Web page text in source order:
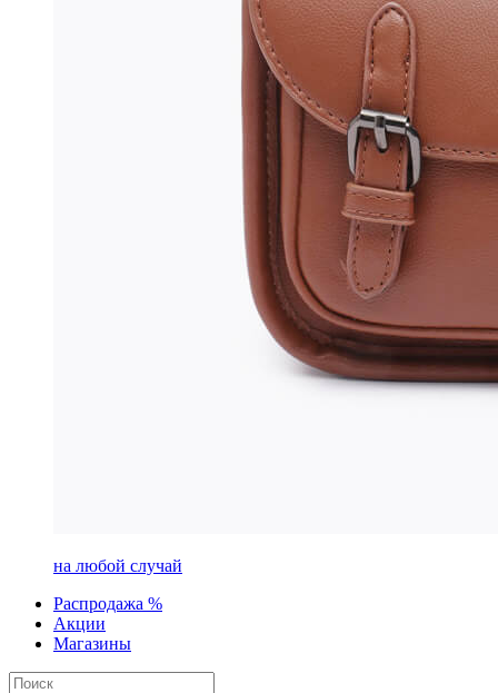
на любой случай
Распродажа %
Акции
Магазины